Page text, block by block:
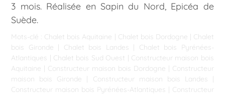
3 mois. Réalisée en Sapin du Nord, Epicéa de
Suède.
Mots-clé : Chalet bois Aquitaine | Chalet bois Dordogne | Chalet
bois Gironde | Chalet bois Landes | Chalet bois Pyrénées-
Atlantiques | Chalet bois Sud Ouest | Constructeur maison bois
Aquitaine | Constructeur maison bois Dordogne | Constructeur
maison bois Gironde | Constructeur maison bois Landes |
Constructeur maison bois Pyrénées-Atlantiques | Constructeur